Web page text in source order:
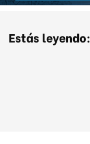
Estás leyendo: